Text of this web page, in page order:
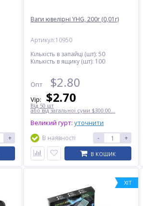
+
Ваги ювелірні YHG, 200г (0,01г)
Артикул:10950
Кількість в запайці (шт): 50
Кількість в ящику (шт): 100
Опт $2.80
Vip: $2.70
Від 50 шт
або від загальної суми $300.00...
Великий гурт: уточнити
В наявності - +
В КОШИК
ХІТ